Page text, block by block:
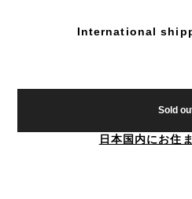
International
Sold
日本国内にお住